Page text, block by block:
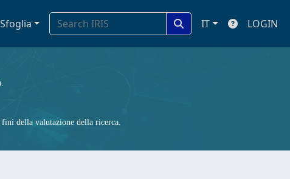
Sfoglia IT LOGIN
della valutazione della ricerca.